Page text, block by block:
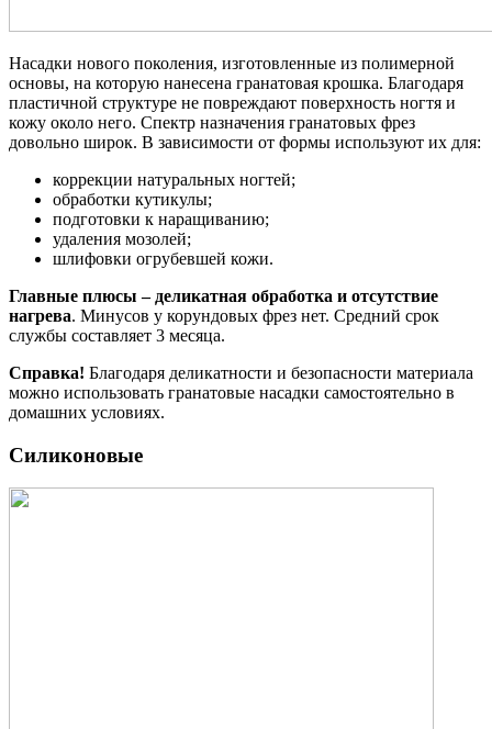
Насадки нового поколения, изготовленные из полимерной
основы, на которую нанесена гранатовая крошка. Благодаря
пластичной структуре не повреждают поверхность ногтя и
кожу около него. Спектр назначения гранатовых фрез
довольно широк. В зависимости от формы используют их для:
коррекции натуральных ногтей;
обработки кутикулы;
подготовки к наращиванию;
удаления мозолей;
шлифовки огрубевшей кожи.
Главные плюсы – деликатная обработка и отсутствие
нагрева. Минусов у корундовых фрез нет. Средний срок
службы составляет 3 месяца.
Справка! Благодаря деликатности и безопасности материала
можно использовать гранатовые насадки самостоятельно в
домашних условиях.
Силиконовые